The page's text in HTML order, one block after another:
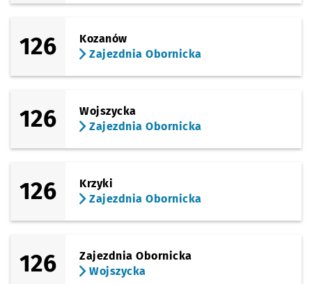
126
Kozanów
Zajezdnia Obornicka
126
Wojszycka
Zajezdnia Obornicka
126
Krzyki
Zajezdnia Obornicka
126
Zajezdnia Obornicka
Wojszycka